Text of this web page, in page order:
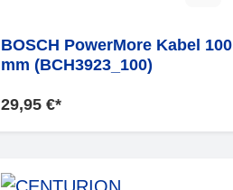
BOSCH PowerMore Kabel 100
mm (BCH3923_100)
29,95 €*